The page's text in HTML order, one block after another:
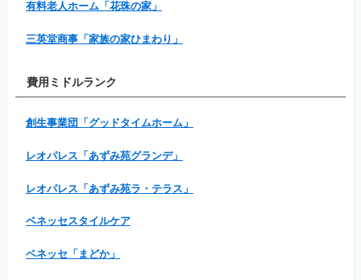
有料老人ホーム「花珠の家」
三英堂商事「家族の家ひまわり」
費用ミドルランク
創生事業団「グッドタイムホーム」
レオパレス「あずみ苑グランデ」
レオパレス「あずみ苑ラ・テラス」
ベネッセスタイルケア
ベネッセ「まどか」